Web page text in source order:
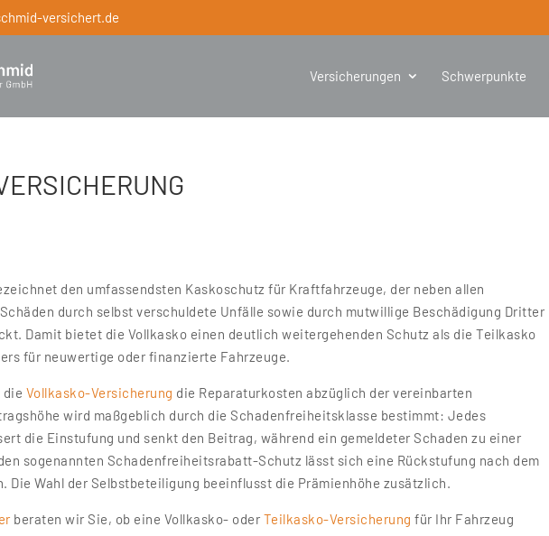
versichert.de
Versicherungen Schwerpunkte
den umfassendsten Kaskoschutz für Kraftfahrzeuge, der neben allen
durch selbst verschuldete Unfälle sowie durch mutwillige Beschädigung Dritter
Damit bietet die Vollkasko einen deutlich weitergehenden Schutz als die Teilkasko
für neuwertige oder finanzierte Fahrzeuge.
die Vollkasko-Versicherung die Reparaturkosten abzüglich der vereinbarten
wird maßgeblich durch die Schadenfreiheitsklasse bestimmt: Jedes
die Einstufung und senkt den Beitrag, während ein gemeldeter Schaden zu einer
sogenannten Schadenfreiheitsrabatt-Schutz lässt sich eine Rückstufung nach dem
Die Wahl der Selbstbeteiligung beeinflusst die Prämienhöhe zusätzlich.
beraten wir Sie, ob eine Vollkasko- oder Teilkasko-Versicherung für Ihr Fahrzeug